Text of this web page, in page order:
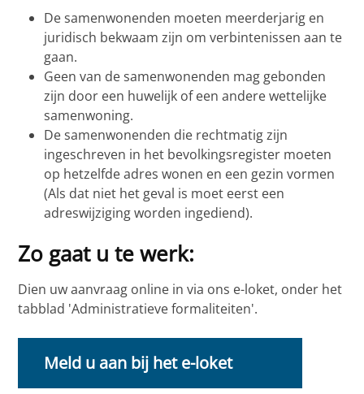
De samenwonenden moeten meerderjarig en
juridisch bekwaam zijn om verbintenissen aan te
gaan.
Geen van de samenwonenden mag gebonden
zijn door een huwelijk of een andere wettelijke
samenwoning.
De samenwonenden die rechtmatig zijn
ingeschreven in het bevolkingsregister moeten
op hetzelfde adres wonen en een gezin vormen
(Als dat niet het geval is moet eerst een
adreswijziging worden ingediend).
Zo gaat u te werk:
Dien uw aanvraag online in via ons e-loket, onder het
tabblad 'Administratieve formaliteiten'.
Meld u aan bij het e-loket